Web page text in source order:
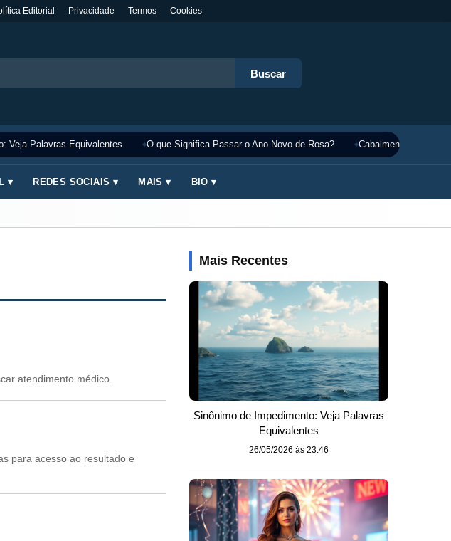
Editorial Privacidade Termos Cookies
Buscar
Palavras Equivalentes O que Significa Passar o Ano Novo de Rosa? Cabalmente
▾ REDES SOCIAIS ▾ MAIS ▾ BIO ▾
atendimento médico.
para acesso ao resultado e
Mais Recentes
Sinônimo de Impedimento: Veja Palavras
Equivalentes
26/05/2026 às 23:46